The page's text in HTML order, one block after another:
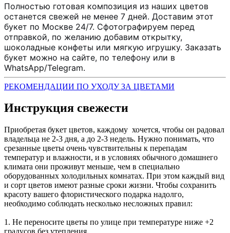
Полностью готовая композиция из наших цветов
останется свежей не менее 7 дней. Доставим этот
букет по Москве 24/7. Сфотографируем перед
отправкой, по желанию добавим открытку,
шоколадные конфеты или мягкую игрушку. Заказать
букет можно на сайте, по телефону или в
WhatsApp/Telegram.
РЕКОМЕНДАЦИИ ПО УХОДУ ЗА ЦВЕТАМИ
Инструкция свежести
Приобретая букет цветов, каждому хочется, чтобы он радовал
владельца не 2-3 дня, а до 2-3 недель. Нужно понимать, что
срезанные цветы очень чувствительны к перепадам
температур и влажности, и в условиях обычного домашнего
климата они проживут меньше, чем в специально
оборудованных холодильных комнатах. При этом каждый вид
и сорт цветов имеют разные сроки жизни. Чтобы сохранить
красоту вашего флористического подарка надолго,
необходимо соблюдать несколько несложных правил:
1. Не переносите цветы по улице при температуре ниже +2